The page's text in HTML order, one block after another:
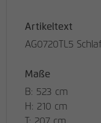
Artikeltext
AG0720TL5
Maße
B: 523 cm
H: 210 cm